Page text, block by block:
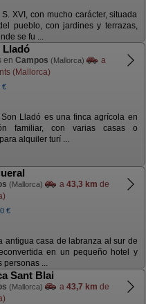
XVI, con mucho carácter, situada
pueblo, con jardines y terrazas,
se fu ...
Lladó
en Campos (Mallorca)
a
(Mallorca)
€
Son Lladó es una finca agrícola en
familiar, con varias casas o
alquiler turí ...
(Mallorca) a 43,3 km de
€
antigua casa de labranza al sur de
en un pequeño hotel y
personas ...
Sant Blai
(Mallorca) a 43,7 km de